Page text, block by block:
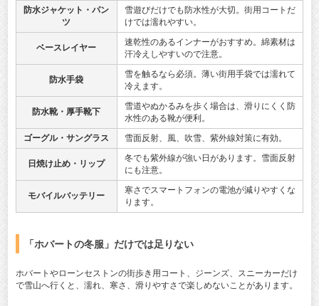
防水ジャケット・パン
ツ
雪遊びだけでも防水性が大切。街用コートだ
けでは濡れやすい。
ベースレイヤー
速乾性のあるインナーがおすすめ。綿素材は
汗冷えしやすいので注意。
防水手袋
雪を触るなら必須。薄い街用手袋では濡れて
冷えます。
防水靴・厚手靴下
雪道やぬかるみを歩く場合は、滑りにくく防
水性のある靴が便利。
ゴーグル・サングラス
雪面反射、風、吹雪、紫外線対策に有効。
日焼け止め・リップ
冬でも紫外線が強い日があります。雪面反射
にも注意。
モバイルバッテリー
寒さでスマートフォンの電池が減りやすくな
ります。
「ホバートの冬服」だけでは足りない
ホバートやローンセストンの街歩き用コート、ジーンズ、スニーカーだけ
で雪山へ行くと、濡れ、寒さ、滑りやすさで楽しめないことがあります。